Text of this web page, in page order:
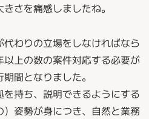
さを痛感しましたね。
わりの立場をしなければなら
上の数の案件対応する必要が
間となりました。
持ち、説明できるようにする
）姿勢が身につき、自然と業務